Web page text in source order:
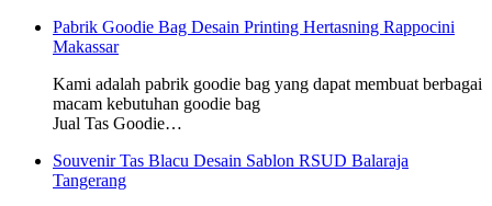
Pabrik Goodie Bag Desain Printing Hertasning Rappocini
Makassar
Kami adalah pabrik goodie bag yang dapat membuat berbagai
macam kebutuhan goodie bag
Jual Tas Goodie…
Souvenir Tas Blacu Desain Sablon RSUD Balaraja
Tangerang